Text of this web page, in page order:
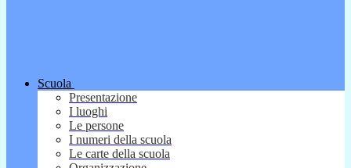
Scuola
Presentazione
I luoghi
Le persone
I numeri della scuola
Le carte della scuola